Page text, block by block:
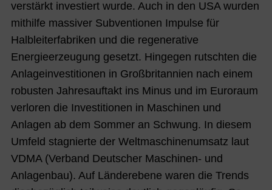
verstärkt investiert wurde. Auch in den USA wurden
mithilfe massiver Subventionen Impulse für
Halbleiterfabriken und die regenerative
Energieerzeugung gesetzt. Hingegen rutschten die
Anlageinvestitionen in Großbritannien nach einem
robusten Jahresauftakt ins Minus und im Euroraum
verloren die Investitionen in Maschinen und
Anlagen ab dem Sommer an Schwung. In diesem
Umfeld stagnierte der Weltmaschinenumsatz laut
VDMA (Verband Deutscher Maschinen- und
Anlagenbau). Auf Länderebene waren die Trends